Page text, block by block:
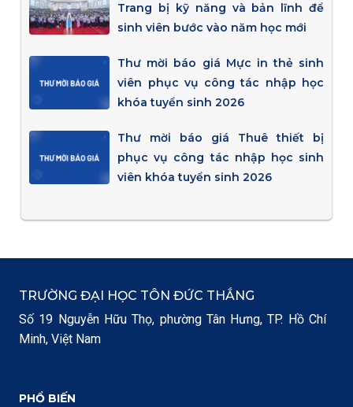
Trang bị kỹ năng và bản lĩnh để
sinh viên bước vào năm học mới
Thư mời báo giá Mực in thẻ sinh
viên phục vụ công tác nhập học
khóa tuyển sinh 2026
Thư mời báo giá Thuê thiết bị
phục vụ công tác nhập học sinh
viên khóa tuyển sinh 2026
TRƯỜNG ĐẠI HỌC TÔN ĐỨC THẮNG
Số 19 Nguyễn Hữu Thọ, phường Tân Hưng, TP. Hồ Chí
Minh, Việt Nam
PHỔ BIẾN